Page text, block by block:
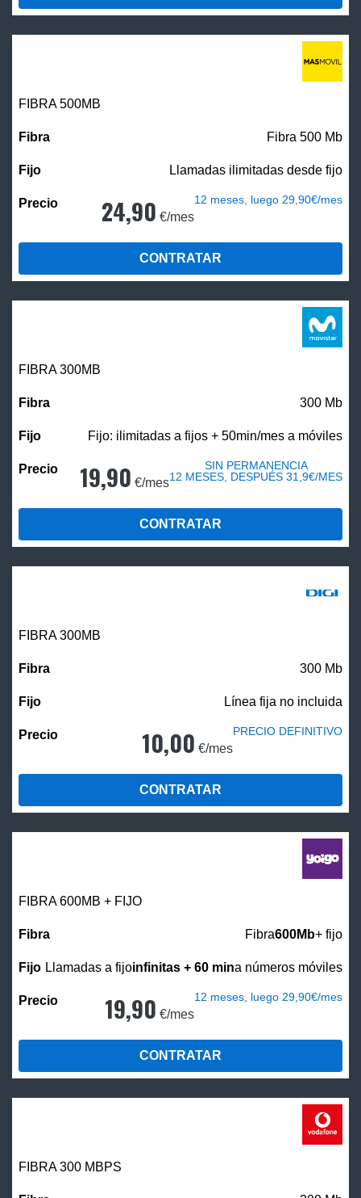
FIBRA500MB
Fibra 500 Mb
Llamadas ilimitadas desde fijo
24,90 €/mes
12 meses, luego 29,90€/mes
CONTRATAR
FIBRA 300MB
300 Mb
Fijo: ilimitadas a fijos + 50min/mes a móviles
19,90 €/mes
SIN PERMANENCIA
12 MESES, DESPUÉS 31,9€/MES
CONTRATAR
FIBRA 300MB
300 Mb
Línea fija no incluida
10,00 €/mes
PRECIO DEFINITIVO
CONTRATAR
FIBRA 600MB + FIJO
Fibra600Mb+ fijo
Llamadas a fijoinfinitas + 60 mina números móviles
19,90 €/mes
12 meses, luego 29,90€/mes
CONTRATAR
FIBRA 300 MBPS